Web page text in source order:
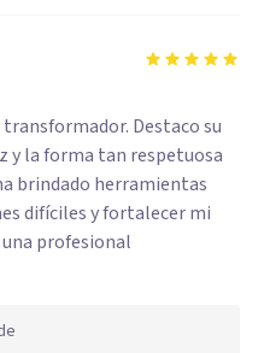
Destaco su
y la forma tan respetuosa
brindado herramientas
difíciles y fortalecer mi
profesional